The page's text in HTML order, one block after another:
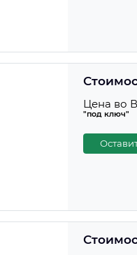
Цена во
"под ключ"